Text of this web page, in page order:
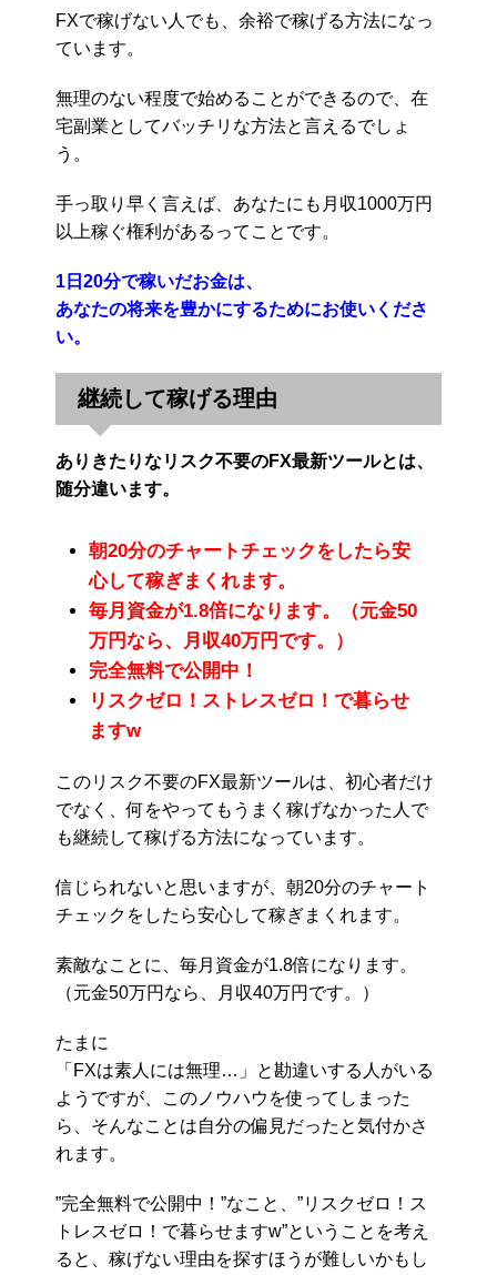
FXで稼げない人でも、余裕で稼げる方法になっ
ています。
無理のない程度で始めることができるので、在
宅副業としてバッチリな方法と言えるでしょ
う。
手っ取り早く言えば、あなたにも月収1000万円
以上稼ぐ権利があるってことです。
1日20分で稼いだお金は、
あなたの将来を豊かにするためにお使いくださ
い。
継続して稼げる理由
ありきたりなリスク不要のFX最新ツールとは、
随分違います。
朝20分のチャートチェックをしたら安
心して稼ぎまくれます。
毎月資金が1.8倍になります。（元金50
万円なら、月収40万円です。）
完全無料で公開中！
リスクゼロ！ストレスゼロ！で暮らせ
ますw
このリスク不要のFX最新ツールは、初心者だけ
でなく、何をやってもうまく稼げなかった人で
も継続して稼げる方法になっています。
信じられないと思いますが、朝20分のチャート
チェックをしたら安心して稼ぎまくれます。
素敵なことに、毎月資金が1.8倍になります。
（元金50万円なら、月収40万円です。）
たまに
「FXは素人には無理…」と勘違いする人がいる
ようですが、このノウハウを使ってしまった
ら、そんなことは自分の偏見だったと気付かさ
れます。
”完全無料で公開中！”なこと、”リスクゼロ！ス
トレスゼロ！で暮らせますw”ということを考え
ると、稼げない理由を探すほうが難しいかもし